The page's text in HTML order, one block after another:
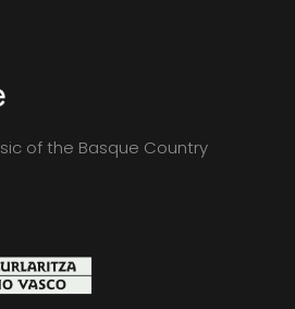
of the Basque Country